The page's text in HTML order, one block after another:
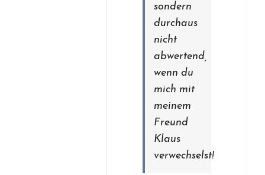
sondern
durchaus
nicht
abwertend,
wenn du
mich mit
meinem
Freund
Klaus
verwechselst!